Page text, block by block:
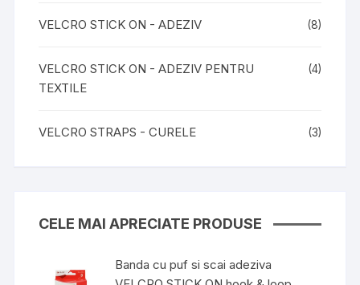
VELCRO STICK ON - ADEZIV (8)
VELCRO STICK ON - ADEZIV PENTRU
TEXTILE
(4)
VELCRO STRAPS - CURELE (3)
CELE MAI APRECIATE PRODUSE
Banda cu puf si scai adeziva